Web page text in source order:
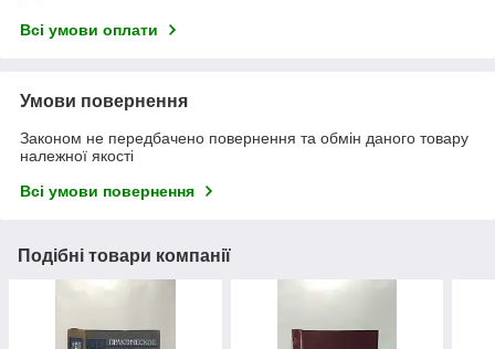
Всі умови оплати
Умови повернення
Законом не передбачено повернення та обмін даного товару
належної якості
Всі умови повернення
Подібні товари компанії